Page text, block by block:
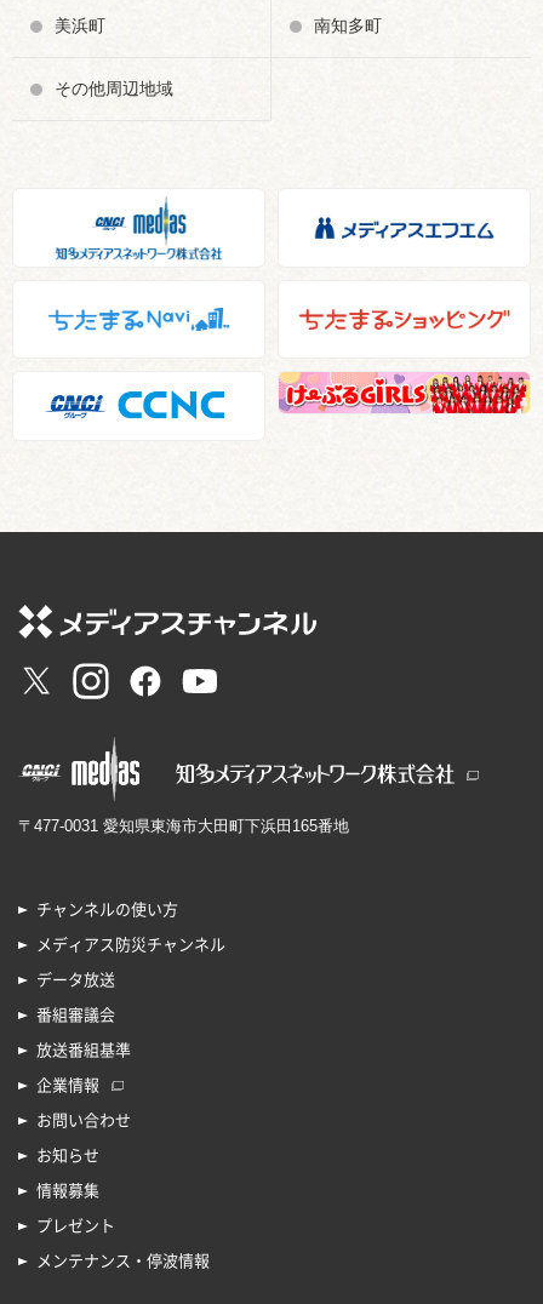
美浜町 南知多町
その他周辺地域
〒477-0031 愛知県東海市大田町下浜田165番地
チャンネルの使い方
メディアス防災チャンネル
データ放送
番組審議会
放送番組基準
企業情報
お問い合わせ
お知らせ
情報募集
プレゼント
メンテナンス・停波情報